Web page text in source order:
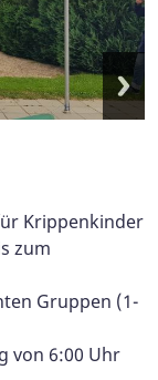
Krippenkinder
zum
Gruppen (1-
von 6:00 Uhr